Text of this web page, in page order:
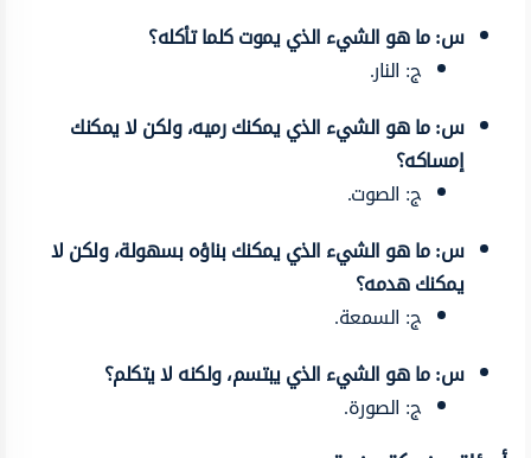
س: ما هو الشيء الذي يموت كلما تأكله؟
ج: النار.
س: ما هو الشيء الذي يمكنك رميه، ولكن لا يمكنك
إمساكه؟
ج: الصوت.
س: ما هو الشيء الذي يمكنك بناؤه بسهولة، ولكن لا
يمكنك هدمه؟
ج: السمعة.
س: ما هو الشيء الذي يبتسم، ولكنه لا يتكلم؟
ج: الصورة.